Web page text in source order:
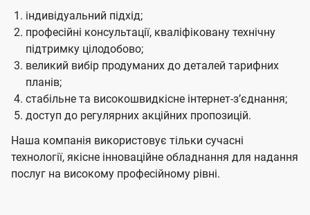
індивідуальний підхід;
професійні консультації, кваліфіковану технічну
підтримку цілодобово;
великий вибір продуманих до деталей тарифних
планів;
стабільне та високошвидкісне інтернет-зʼєднання;
доступ до регулярних акційних пропозицій.
Наша компанія використовує тільки сучасні
технології, якісне інноваційне обладнання для надання
послуг на високому професійному рівні.